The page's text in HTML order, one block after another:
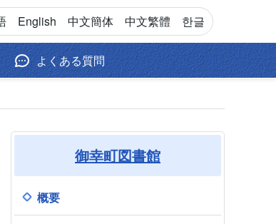
English 中文簡体 中文繁體 한글
よくある質問
御幸町図書館
概要